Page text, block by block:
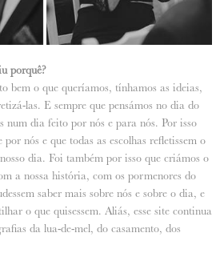
porquê?
bem o que queríamos, tínhamos as ideias,
las. E sempre que pensámos no dia do
num dia feito por nós e para nós. Por isso
por nós e que todas as escolhas refletissem o
dia. Foi também por isso que criámos o
a nossa história, com os pormenores do
saber mais sobre nós e sobre o dia, e
o que quisessem. Aliás, esse site continua
da lua-de-mel, do casamento, dos